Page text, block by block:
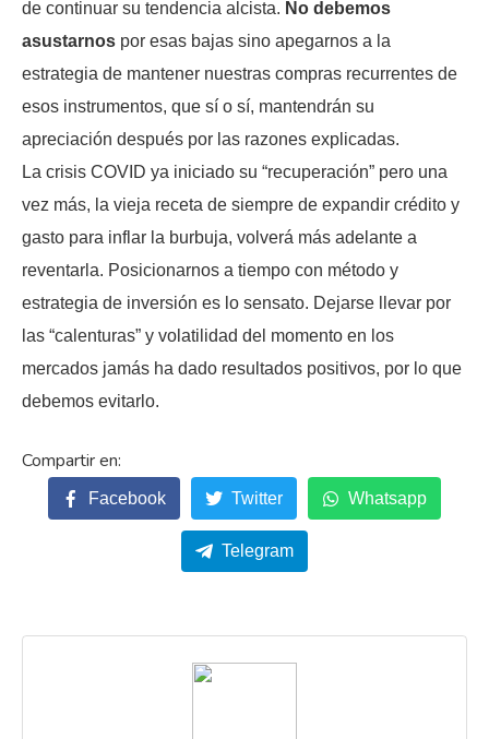
de continuar su tendencia alcista. No debemos
asustarnos por esas bajas sino apegarnos a la
estrategia de mantener nuestras compras recurrentes de
esos instrumentos, que sí o sí, mantendrán su
apreciación después por las razones explicadas.
La crisis COVID ya iniciado su “recuperación” pero una
vez más, la vieja receta de siempre de expandir crédito y
gasto para inflar la burbuja, volverá más adelante a
reventarla. Posicionarnos a tiempo con método y
estrategia de inversión es lo sensato. Dejarse llevar por
las “calenturas” y volatilidad del momento en los
mercados jamás ha dado resultados positivos, por lo que
debemos evitarlo.
Facebook Twitter Whatsapp
Telegram